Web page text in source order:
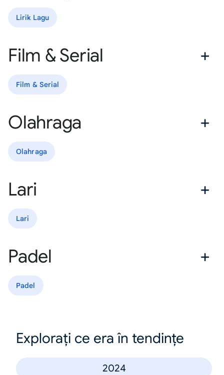
Lirik Lagu
Film & Serial
Film & Serial
Olahraga
Olahraga
Lari
Lari
Padel
Padel
Explorați ce era în tendințe
2024